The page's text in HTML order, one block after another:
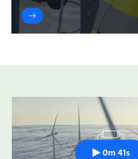
0m 41s